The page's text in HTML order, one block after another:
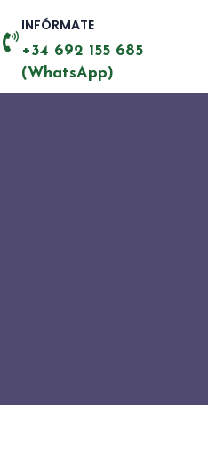
INFÓRMATE
+34 692 155 685
(WhatsApp)